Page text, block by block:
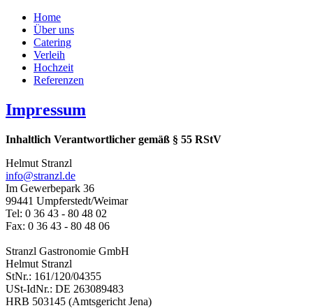
Home
Über uns
Catering
Verleih
Hochzeit
Referenzen
Impressum
Inhaltlich Verantwortlicher gemäß § 55 RStV
Helmut Stranzl
info@stranzl.de
Im Gewerbepark 36
99441 Umpferstedt/Weimar
Tel: 0 36 43 - 80 48 02
Fax: 0 36 43 - 80 48 06
Stranzl Gastronomie GmbH
Helmut Stranzl
StNr.: 161/120/04355
USt-IdNr.: DE 263089483
HRB 503145 (Amtsgericht Jena)